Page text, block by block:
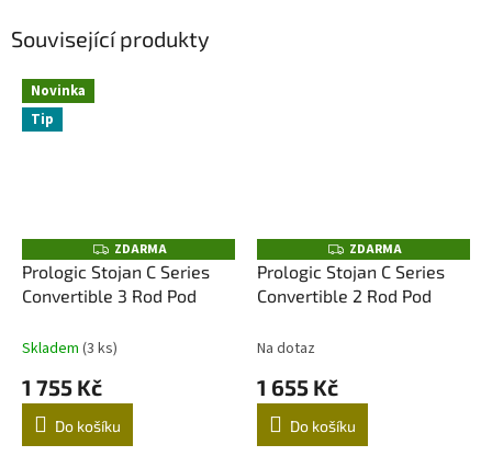
Související produkty
Novinka
Tip
Z
D
A
R
ZDARMA
Prologic Stojan C Series
Convertible 3 Rod Pod
Skladem (3 ks)
1 755 Kč
Do košíku
Z
D
A
R
ZDARMA
Prologic Stojan C Series
Convertible 2 Rod Pod
Na dotaz
1 655 Kč
Do košíku